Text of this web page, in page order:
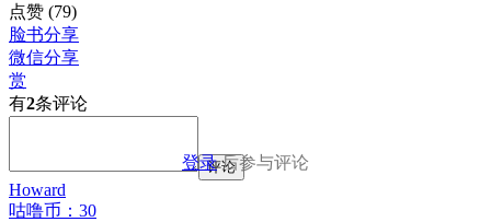
点赞 (79)
脸书分享
微信分享
赏
有2条评论
登录后参与评论
评论
Howard
咕噜币：30